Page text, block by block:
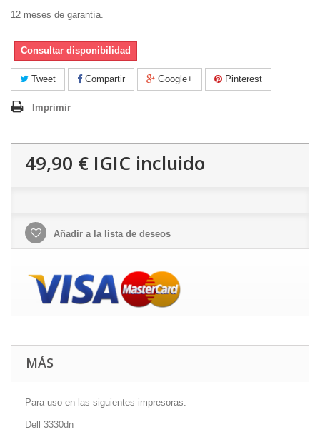
12 meses de garantía.
Consultar disponibilidad
Tweet Compartir Google+ Pinterest
Imprimir
49,90 € IGIC incluido
Añadir a la lista de deseos
MÁS
Para uso en las siguientes impresoras:
Dell 3330dn